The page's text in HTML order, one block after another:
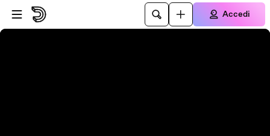
Vai al lettore
Passa al contenuto principale
Accedi